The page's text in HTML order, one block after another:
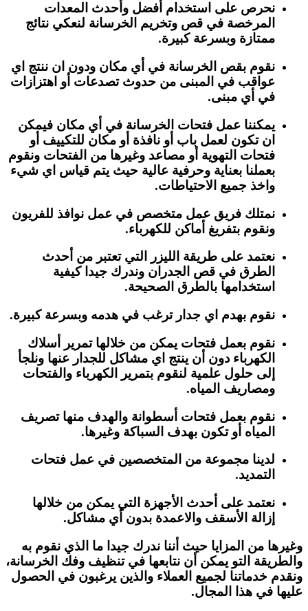
نحرص على استخدام أفضل وأحدث المعدات
المرخصة في قص وتخريم الخرسانة لنعكي نتائج
ممتازة وبسرعة كبيرة.
نقوم بقص الخرسانة في أي مكان ودون ان ننتج اي
عواقب في المبنى من حدوث تصدعات أو اهتزازات
في أي مبنى.
يمكننا عمل فتحات الخرسانة في أي مكان فيمكن
ان تكون لعمل باب أو نافذة أو مكان للتكييف أو
فتحات التهوية أو مصاعد وغيرها من الفتحات ونقوم
بعملنا بعناية وحرفية عالية حيث يتم قياس اي شيء
واخذ جميع الاحتياطات.
نمتلك فريق عمل متخصص في عمل نوافذ للفريون
ونقوم بتفريغ أماكن للكهرباء.
نعتمد على طريقة الليزر التي تعتبر من أحدث
الطرق في قص الجدران وندرك جيدا كيفية
استخدامها بالطرق الصحيحة.
نقوم بهدم اي جدار ترغب في هدمه وبسرعة كبيرة.
نقوم بعمل فتحات يمكن من خلالها تمرير أسلاك
الكهرباء دون أن ينتج اي مشاكل للجدار عنها ونلجأ
إلى حلول علمية لنقوم بتمرير الكهرباء والفتحات
ومصاريف المياه.
نقوم بعمل فتحات أسطوانة والهدف منها تصريف
المياه أو تكون بهدف السباكة وغيرها.
لدينا مجموعة من المتخصصين في عمل فتحات
التمديد.
نعتمد على أحدث الأجهزة التي يمكن من خلالها
إزالة الأسقف والاعمدة بدون أي مشاكل.
وغيرها من المزايا حيث أننا ندرك جيدا ما الذي نقوم به
والطريقة التو يمكن أن نتابعها في تنظيف وفك الخرسانة،
ونقدم خدماتنا لجميع العملاء والذين يرغبون في الحصول
عليها في هذا المجال.